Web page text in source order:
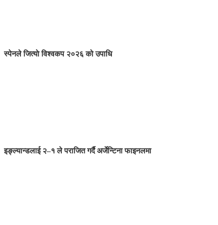
स्पेनले जित्याे विश्वकप २०२६ को उपाधि
इङ्ल्यान्डलाई २–१ ले पराजित गर्दै अर्जेन्टिना फाइनलमा